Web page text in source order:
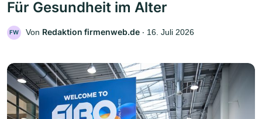
Für Gesundheit im Alter
FW Von Redaktion firmenweb.de ‧ 16. Juli 2026